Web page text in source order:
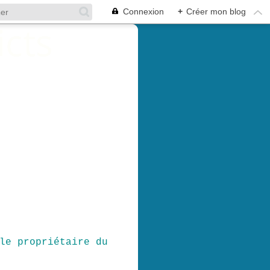
Connexion + Créer mon blog
propriétaire du